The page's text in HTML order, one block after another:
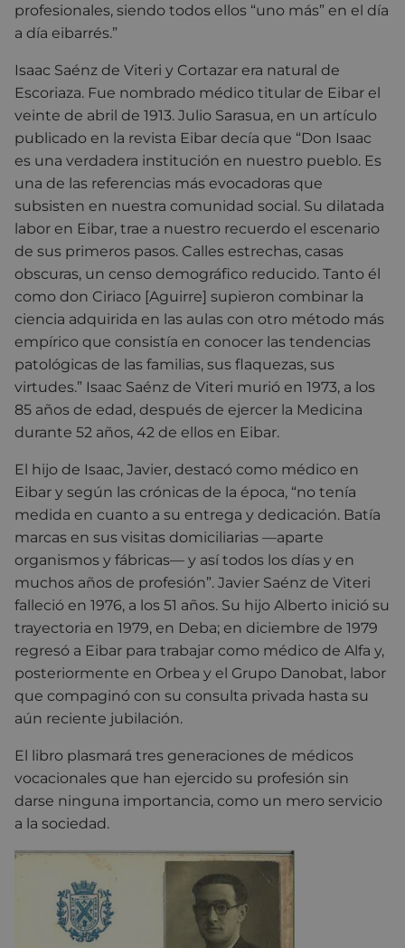
profesionales, siendo todos ellos “uno más” en el día
a día eibarrés.”
Isaac Saénz de Viteri y Cortazar era natural de
Escoriaza. Fue nombrado médico titular de Eibar el
veinte de abril de 1913. Julio Sarasua, en un artículo
publicado en la revista Eibar decía que “Don Isaac
es una verdadera institución en nuestro pueblo. Es
una de las referencias más evocadoras que
subsisten en nuestra comunidad social. Su dilatada
labor en Eibar, trae a nuestro recuerdo el escenario
de sus primeros pasos. Calles estrechas, casas
obscuras, un censo demográfico reducido. Tanto él
como don Ciriaco [Aguirre] supieron combinar la
ciencia adquirida en las aulas con otro método más
empírico que consistía en conocer las tendencias
patológicas de las familias, sus flaquezas, sus
virtudes.” Isaac Saénz de Viteri murió en 1973, a los
85 años de edad, después de ejercer la Medicina
durante 52 años, 42 de ellos en Eibar.
El hijo de Isaac, Javier, destacó como médico en
Eibar y según las crónicas de la época, “no tenía
medida en cuanto a su entrega y dedicación. Batía
marcas en sus visitas domiciliarias —aparte
organismos y fábricas— y así todos los días y en
muchos años de profesión”. Javier Saénz de Viteri
falleció en 1976, a los 51 años. Su hijo Alberto inició su
trayectoria en 1979, en Deba; en diciembre de 1979
regresó a Eibar para trabajar como médico de Alfa y,
posteriormente en Orbea y el Grupo Danobat, labor
que compaginó con su consulta privada hasta su
aún reciente jubilación.
El libro plasmará tres generaciones de médicos
vocacionales que han ejercido su profesión sin
darse ninguna importancia, como un mero servicio
a la sociedad.